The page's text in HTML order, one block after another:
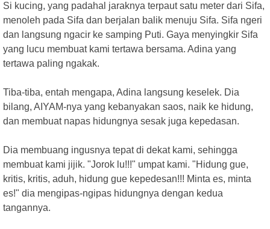
Si kucing, yang padahal jaraknya terpaut satu meter dari Sifa,
menoleh pada Sifa dan berjalan balik menuju Sifa. Sifa ngeri
dan langsung ngacir ke samping Puti. Gaya menyingkir Sifa
yang lucu membuat kami tertawa bersama. Adina yang
tertawa paling ngakak.
Tiba-tiba, entah mengapa, Adina langsung keselek. Dia
bilang, AIYAM-nya yang kebanyakan saos, naik ke hidung,
dan membuat napas hidungnya sesak juga kepedasan.
Dia membuang ingusnya tepat di dekat kami, sehingga
membuat kami jijik. "Jorok lu!!!" umpat kami. "Hidung gue,
kritis, kritis, aduh, hidung gue kepedesan!!! Minta es, minta
es!" dia mengipas-ngipas hidungnya dengan kedua
tangannya.